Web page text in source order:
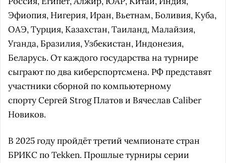
Эфиопия, Нигерия, Иран, Вьетнам, Боливия, Куба,
ОАЭ, Турция, Казахстан, Таиланд, Малайзия,
Уганда, Бразилия, Узбекистан, Индонезия,
Беларусь. От каждого государства на турнире
сыграют по два киберспортсмена. РФ представят
участники сборной по компьютерному
спорту Сергей Strog Платов и Вячеслав Сaliber
Новиков.
В 2025 году пройдёт третий чемпионате стран
БРИКС по Tekken. Прошлые турниры серии